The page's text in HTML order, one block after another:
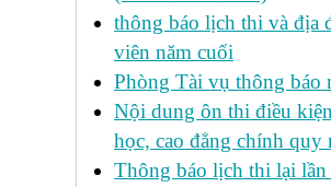
thông báo lịch thi và địa
viên năm cuối
Phòng Tài vụ thông báo
Nội dung ôn thi điều
học, cao đẳng chính quy
Thông báo lịch thi lại